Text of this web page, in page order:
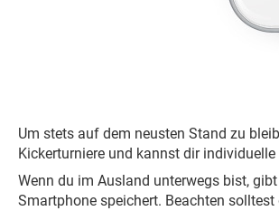
Um stets auf dem neusten Stand zu
Kickerturniere und kannst dir
Wenn du im Ausland unterwegs bist,
Smartphone speichert. Beachten